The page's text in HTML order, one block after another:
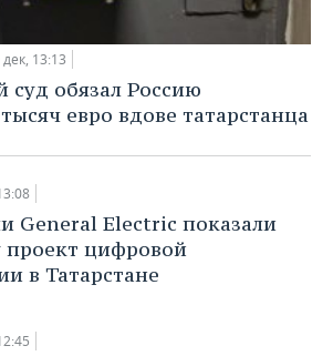
дек, 13:13
суд обязал Россию
евро вдове татарстанца
General Electric показали
цифровой
в Татарстане